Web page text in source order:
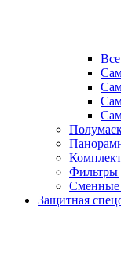
Фильтры
Сменные
Защитная